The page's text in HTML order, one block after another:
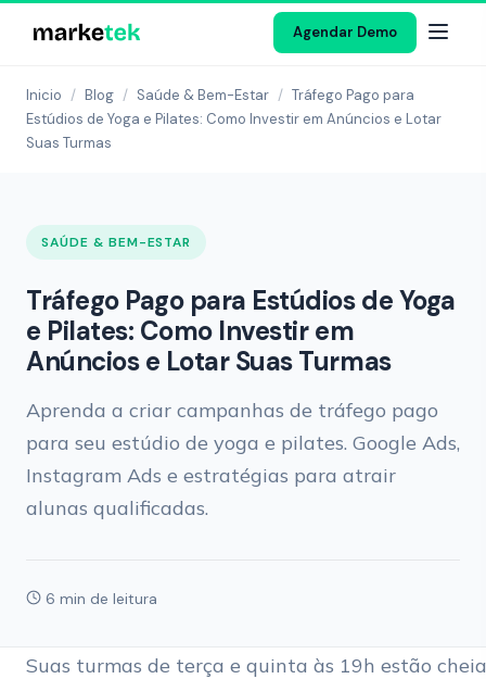
Agendar Demo
Inicio / Blog / Saúde & Bem-Estar / Tráfego Pago para
Estúdios de Yoga e Pilates: Como Investir em Anúncios e Lotar
Suas Turmas
SAÚDE & BEM-ESTAR
Tráfego Pago para Estúdios de Yoga
e Pilates: Como Investir em
Anúncios e Lotar Suas Turmas
Aprenda a criar campanhas de tráfego pago
para seu estúdio de yoga e pilates. Google Ads,
Instagram Ads e estratégias para atrair
alunas qualificadas.
6 min de leitura
Suas turmas de terça e quinta às 19h estão